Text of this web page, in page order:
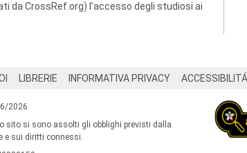
CrossRef.org) l’accesso degli studiosi ai
LIBRERIE INFORMATIVA PRIVACY ACCESSIBILITÁ
2026
sito si sono assolti gli obblighi previsti dalla
e sui diritti connessi.